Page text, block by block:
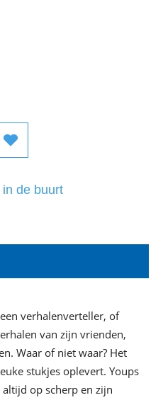
de buurt
verhalenverteller, of
van zijn vrienden,
Waar of niet waar? Het
stukjes oplevert. Youps
op scherp en zijn